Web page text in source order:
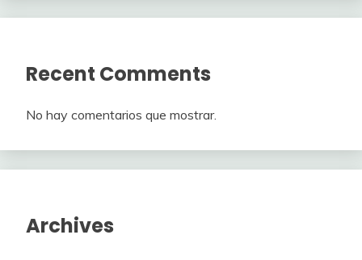
Recent Comments
No hay comentarios que mostrar.
Archives